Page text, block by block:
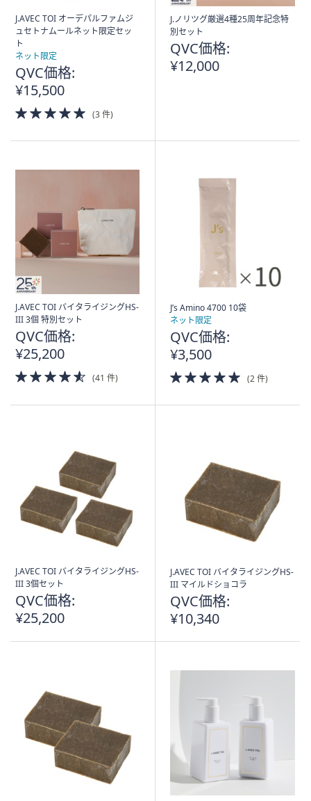
J.AVEC TOI オーデパルファムジ
ュセトナムールネット限定セッ
ト
ネット限定
QVC価格:
¥15,500
5.0
of
(3 件)
J.ノリツグ厳選4種25周年記念特
別セット
QVC価格:
¥12,000
J.AVEC TOI バイタライジングHS-
III 3個 特別セット
QVC価格:
¥25,200
4.5
of
(41 件)
J’s Amino 4700 10袋
ネット限定
QVC価格:
¥3,500
5.0
of
(2 件)
J.AVEC TOI バイタライジングHS-
III 3個セット
QVC価格:
¥25,200
J.AVEC TOI バイタライジングHS-
III マイルドショコラ
QVC価格:
¥10,340